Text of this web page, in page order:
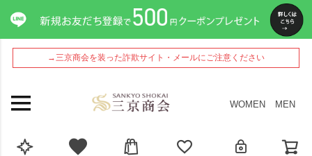
→三京商会を装った詐欺サイト・メールにご注意ください
WOMEN MEN